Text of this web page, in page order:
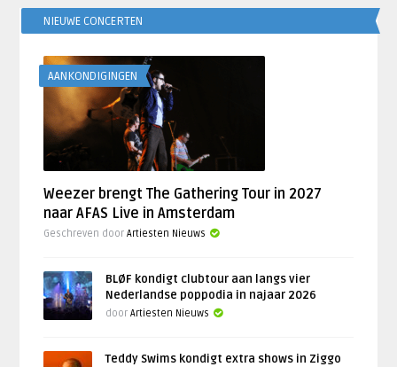
NIEUWE CONCERTEN
AANKONDIGINGEN
Weezer brengt The Gathering Tour in 2027
naar AFAS Live in Amsterdam
Geschreven doorArtiesten Nieuws
BLØF kondigt clubtour aan langs vier
Nederlandse poppodia in najaar 2026
doorArtiesten Nieuws
Teddy Swims kondigt extra shows in Ziggo